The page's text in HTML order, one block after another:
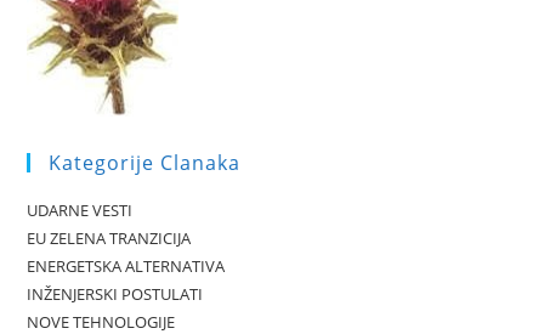
Kategorije Clanaka
UDARNE VESTI
EU ZELENA TRANZICIJA
ENERGETSKA ALTERNATIVA
INŽENJERSKI POSTULATI
NOVE TEHNOLOGIJE